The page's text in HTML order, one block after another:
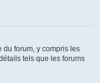
du forum, y compris les
tels que les forums